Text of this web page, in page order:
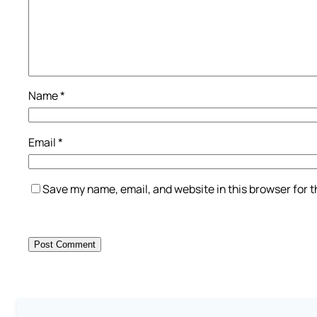
Name*
Email*
Save my name, email, and website in this browser for